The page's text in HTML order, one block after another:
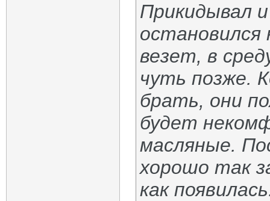
Прикидывал
везет, в
чуть позже.
брать, они
будет
масляные.
хорошо так
как